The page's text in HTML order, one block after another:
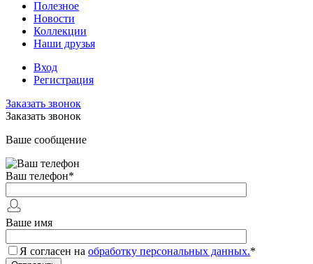
Полезное
Новости
Коллекции
Наши друзья
Вход
Регистрация
Заказать звонок
Заказать звонок
Ваше сообщение
Ваш телефон*
Ваше имя
Я согласен на обработку персональных данных.*